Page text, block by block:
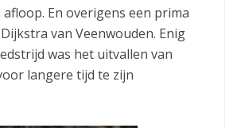
En overigens een prima
van Veenwouden. Enig
was het uitvallen van
langere tijd te zijn